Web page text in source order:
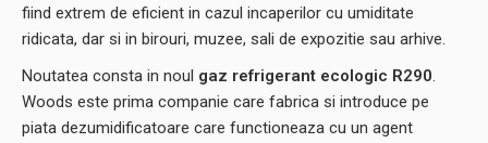
fiind extrem de eficient in cazul incaperilor cu umiditate
ridicata, dar si in birouri, muzee, sali de expozitie sau arhive.
Noutatea consta in noul gaz refrigerant ecologic R290.
Woods este prima companie care fabrica si introduce pe
piata dezumidificatoare care functioneaza cu un agent